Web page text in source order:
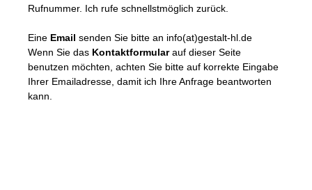
Rufnummer. Ich rufe schnellstmöglich zurück.
Eine Email senden Sie bitte an info(at)gestalt-hl.de
Wenn Sie das Kontaktformularauf dieser Seite
benutzen möchten, achten Sie bitte auf korrekte Eingabe
Ihrer Emailadresse, damit ich Ihre Anfrage beantworten
kann.